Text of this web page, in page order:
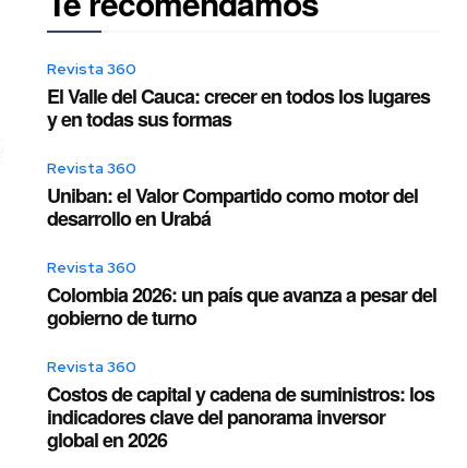
Revista 360
El Valle del Cauca: crecer en todos los lugares
y en todas sus formas
Revista 360
Uniban: el Valor Compartido como motor del
desarrollo en Urabá
Revista 360
Colombia 2026: un país que avanza a pesar del
gobierno de turno
Revista 360
Costos de capital y cadena de suministros: los
indicadores clave del panorama inversor
global en 2026